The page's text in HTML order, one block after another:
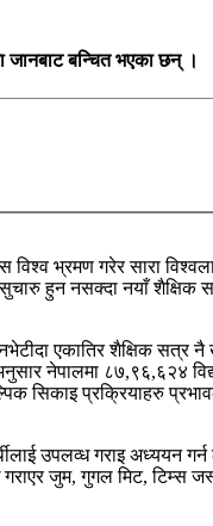
जानबाट बन्चित भएका छन् ।
भ्रमण गरेर सारा
हुन नसक्दा नयाँ शैक्षिक
एकातिर शैक्षिक सत्र
नेपालमा ८७,९६,६२४
सिकाइ प्रक्रियाहरु
उपलव्ध गराइ अध्ययन
जुम, गुगल मिट, टिम्स